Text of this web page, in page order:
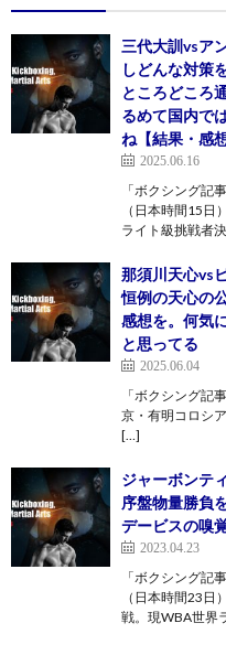
三代大訓vsア
しどんな対策
ところどころ
るめて国内で
ね【結果・感想
2025.06.16
「ボクシング記
（日本時間15日
ライト級挑戦者
那須川天心vs
恒例の天心の
感想を。何気
と思ってる
2025.06.04
「ボクシング記
京・有明コロシ
[…]
ジャーボンテ
序盤物量勝負
デービスの嗅
2023.04.23
「ボクシング記
（日本時間23日
戦。現WBA世界